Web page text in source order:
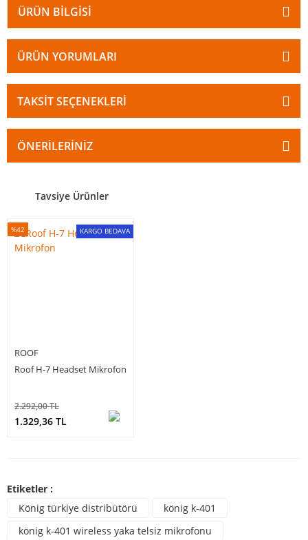
ÜRÜN BILGISI
ÜRÜN YORUMLARI
TAKSIT SEÇENEKLERI
ÖNERILERINIZ
Tavsiye Ürünler
KARGO BEDAVA
ROOF
Roof H-7 Headset Mikrofon
%42
2.292,00 TL
1.329,36 TL
Etiketler :
König türkiye distribütörü
könig k-401
könig k-401 wireless yaka telsiz mikrofonu